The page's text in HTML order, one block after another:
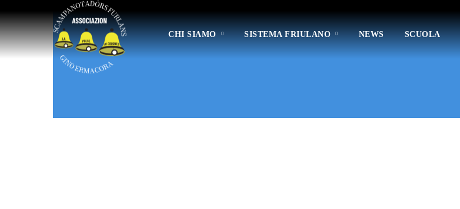
CHI SIAMO SISTEMA FRIULANO NEWS SCUOLA